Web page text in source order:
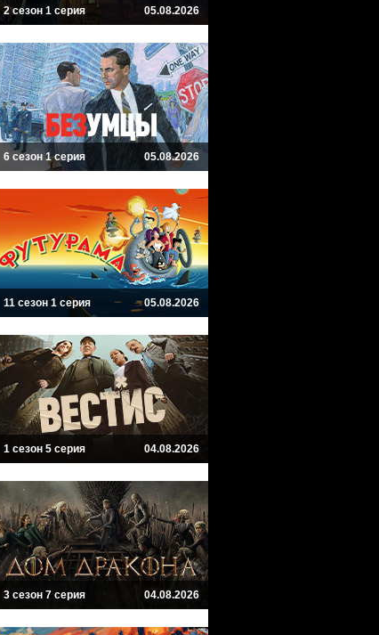
2 сезон 1 серия 05.08.2026
6 сезон 1 серия 05.08.2026
11 сезон 1 серия 05.08.2026
1 сезон 5 серия 04.08.2026
3 сезон 7 серия 04.08.2026